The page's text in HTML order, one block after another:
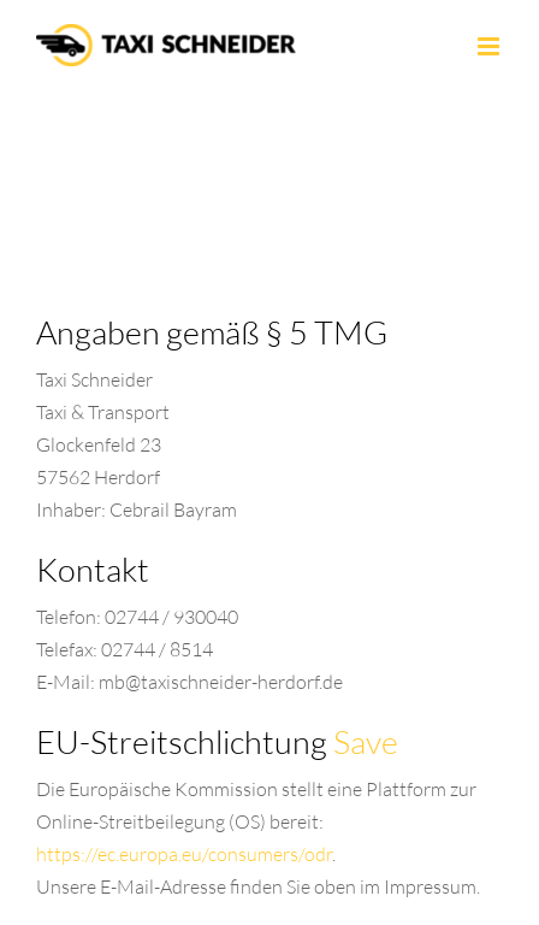
Inhalt
Angaben gemäß § 5 TMG
Taxi Schneider
Taxi & Transport
Glockenfeld 23
57562 Herdorf
Inhaber: Cebrail Bayram
Kontakt
Telefon: 02744 / 930040
Telefax: 02744 / 8514
E-Mail: mb@taxischneider-herdorf.de
EU-Streitschlichtung Save
Die Europäische Kommission stellt eine Plattform zur
Online-Streitbeilegung (OS) bereit:
https://ec.europa.eu/consumers/odr.
Unsere E-Mail-Adresse finden Sie oben im Impressum.